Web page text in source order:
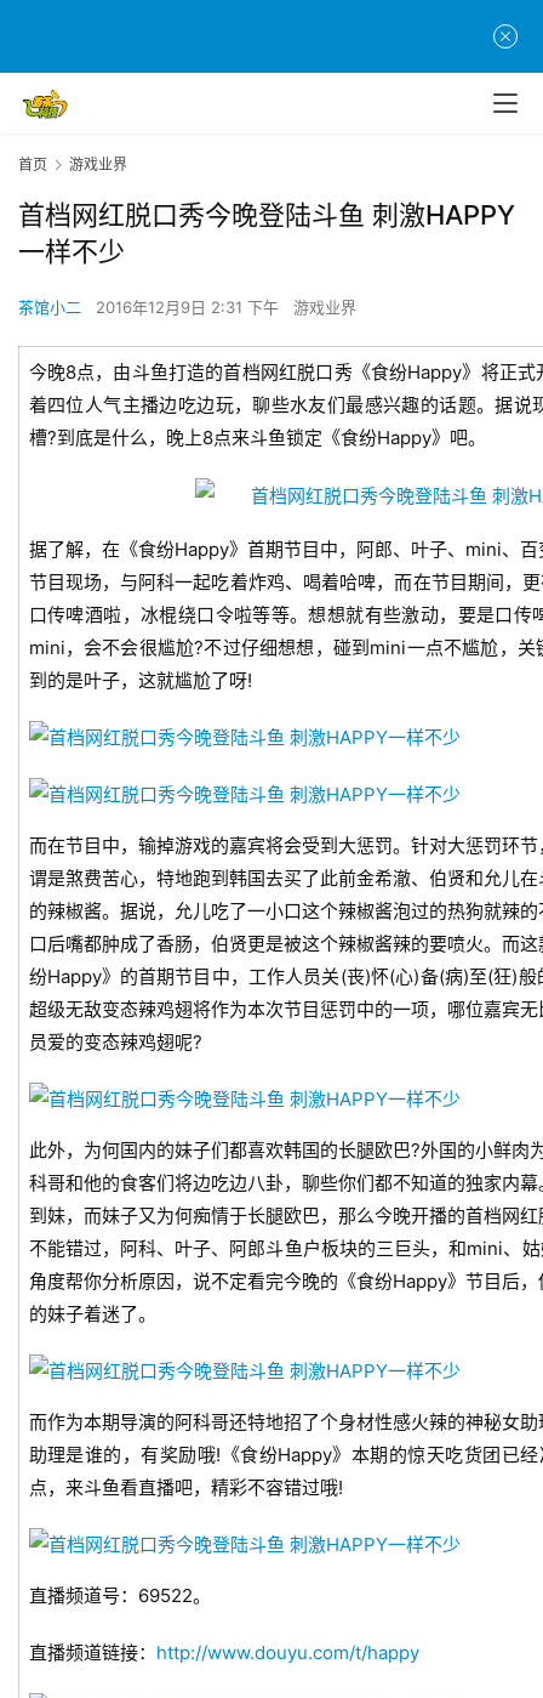
页
游
茶
原
创
戏
界
手
机
游
戏
单
机
游
戏
休
游
2
首页 游戏业界
首档网红脱口秀今晚登陆斗鱼 刺激HAPPY
一样不少
茶馆小二 2016年12月9日 2:31 下午 游戏业界
今晚8点，由斗鱼打造的首档网红脱口秀《食纷Happy》将正
着四位人气主播边吃边玩，聊些水友们最感兴趣的话题。据说
槽?到底是什么，晚上8点来斗鱼锁定《食纷Happy》吧。
据了解，在《食纷Happy》首期节目中，阿郎、叶子、mini、
节目现场，与阿科一起吃着炸鸡、喝着哈啤，而在节目期间，
口传啤酒啦，冰棍绕口令啦等等。想想就有些激动，要是口
mini，会不会很尴尬?不过仔细想想，碰到mini一点不尴尬，
到的是叶子，这就尴尬了呀!
而在节目中，输掉游戏的嘉宾将会受到大惩罚。针对大惩罚环
谓是煞费苦心，特地跑到韩国去买了此前金希澈、伯贤和允儿
的辣椒酱。据说，允儿吃了一小口这个辣椒酱泡过的热狗就辣
口后嘴都肿成了香肠，伯贤更是被这个辣椒酱辣的要喷火。而
纷Happy》的首期节目中，工作人员关(丧)怀(心)备(病)至(狂)
超级无敌变态辣鸡翅将作为本次节目惩罚中的一项，哪位嘉宾
员爱的变态辣鸡翅呢?
此外，为何国内的妹子们都喜欢韩国的长腿欧巴?外国的小鲜肉
科哥和他的食客们将边吃边八卦，聊些你们都不知道的独家内
到妹，而妹子又为何痴情于长腿欧巴，那么今晚开播的首档网
不能错过，阿科、叶子、阿郎斗鱼户板块的三巨头，和mini、
角度帮你分析原因，说不定看完今晚的《食纷Happy》节目后
的妹子着迷了。
而作为本期导演的阿科哥还特地招了个身材性感火辣的神秘女
助理是谁的，有奖励哦!《食纷Happy》本期的惊天吃货团已
点，来斗鱼看直播吧，精彩不容错过哦!
直播频道号：69522。
直播频道链接： http://www.douyu.com/t/happy